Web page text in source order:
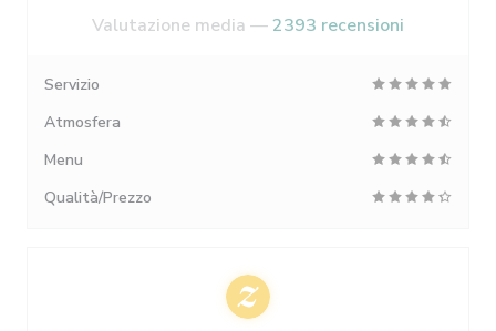
Valutazione media —2393 recensioni
Servizio
Atmosfera
Menu
Qualità/Prezzo